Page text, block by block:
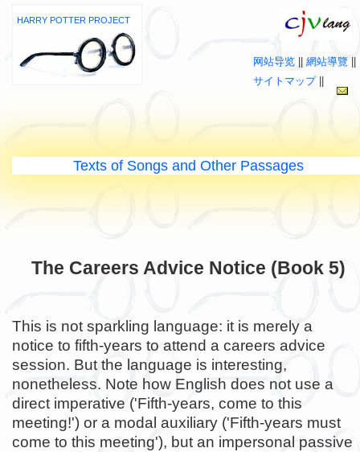
HARRY POTTER PROJECT
网站导览 網站導覽
サイトマップ||
Texts of Songs and Other Passages
The Careers Advice Notice (Book 5)
This is not sparkling language: it is merely a
notice to fifth-years to attend a careers advice
session. But the language is interesting,
nonetheless. Note how English does not use a
direct imperative ('Fifth-years, come to this
meeting!') or a modal auxiliary ('Fifth-years must
come to this meeting'), but an impersonal passive